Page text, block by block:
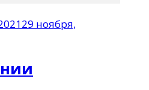
29 ноября,